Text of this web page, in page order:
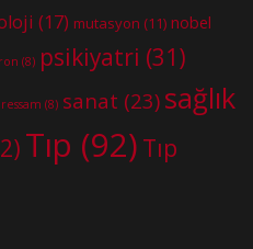
(17) mutasyon (11) nobel
(8) psikiyatri (31)
ressam (8) sanat (23) sağlık
Tıp (92) Tıp